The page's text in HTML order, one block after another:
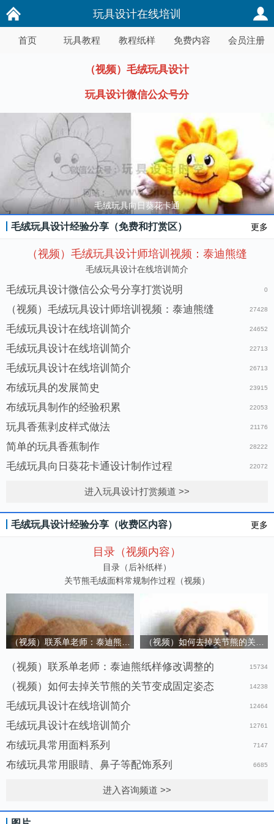
玩具设计在线培训
首页 玩具教程 教程纸样 免费内容 会员注册
（视频）毛绒玩具设计
玩具设计微信公众号分
毛绒玩具向日葵花卡通
毛绒玩具设计经验分享（免费和打赏区） 更多
（视频）毛绒玩具设计师培训视频：泰迪熊缝
毛绒玩具设计在线培训简介
毛绒玩具设计微信公众号分享打赏说明 0
（视频）毛绒玩具设计师培训视频：泰迪熊缝 27428
毛绒玩具设计在线培训简介 24652
毛绒玩具设计在线培训简介 22713
毛绒玩具设计在线培训简介 26713
布绒玩具的发展简史 23915
布绒玩具制作的经验积累 22053
玩具香蕉剥皮样式做法 21176
简单的玩具香蕉制作 28222
毛绒玩具向日葵花卡通设计制作过程 22072
进入玩具设计打赏频道 >>
毛绒玩具设计经验分享（收费区内容） 更多
目录（视频内容）
目录（后补纸样）
关节熊毛绒面料常规制作过程（视频）
（视频）联系单老师：泰迪熊纸样修改调整的（视频）如何去掉关节熊的关节
（视频）联系单老师：泰迪熊纸样修改调整的 15734
（视频）如何去掉关节熊的关节变成固定姿态 14238
毛绒玩具设计在线培训简介 12464
毛绒玩具设计在线培训简介 12761
布绒玩具常用面料系列 7147
布绒玩具常用眼睛、鼻子等配饰系列 6685
进入咨询频道 >>